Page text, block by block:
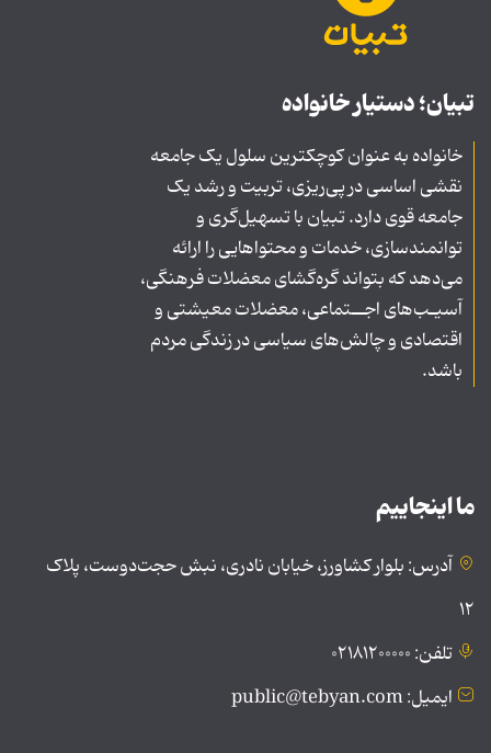
تبیان؛ دستیار خانواده
خانواده به عنوان کوچکترین سلول یک جامعه
نقشی اساسی در پی‌ریزی، تربیت و رشد یک
جامعه قوی دارد. تبیان با تسهیل‌گری و
توانمندسازی، خدمات و محتواهایی را ارائه
می‌دهد که بتواند گره‌گشای معضلات فرهنگی،
آسیـب‌های اجــتماعی، معضلات معیشتی و
اقتصادی و چالش‌های سیاسی در زندگی مردم
باشد.
ما اینجاییم
آدرس: بلوار کشاورز، خیابان نادری، نبش حجت‌دوست، پلاک
۱۲
تلفن: ۰۲۱۸۱۲۰۰۰۰۰
ایمیل: public@tebyan.com